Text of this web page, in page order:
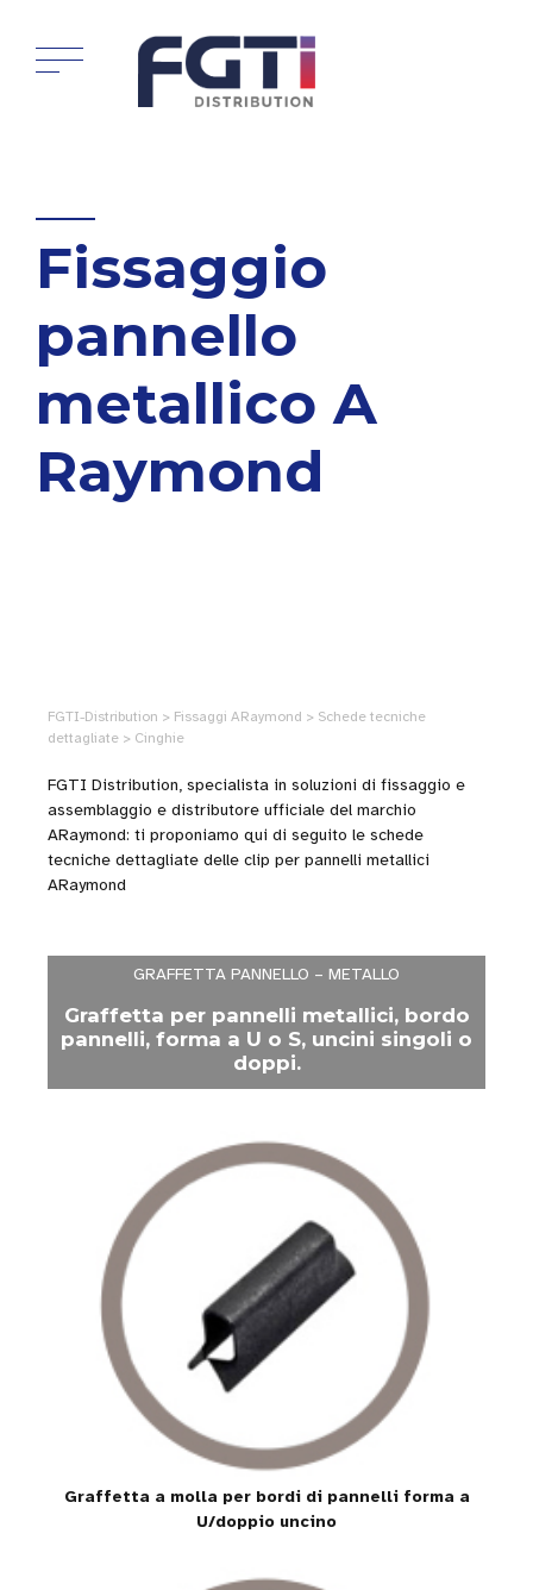
Fissaggio
pannello
metallico A
Raymond
FGTI-Distribution > Fissaggi ARaymond > Schede tecniche
dettagliate > Cinghie
FGTI Distribution, specialista in soluzioni di fissaggio e
assemblaggio e distributore ufficiale del marchio
ARaymond: ti proponiamo qui di seguito le schede
tecniche dettagliate delle clip per pannelli metallici
ARaymond
GRAFFETTA PANNELLO – METALLO
Graffetta per pannelli metallici, bordo
pannelli, forma a U o S, uncini singoli o
doppi.
Graffetta a molla per bordi di pannelli forma a
U/doppio uncino